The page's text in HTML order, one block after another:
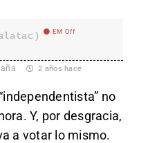
EM Off
2 años hace
no
Y, por desgracia,
a votar lo mismo.